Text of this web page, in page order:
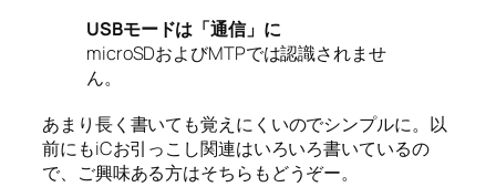
USBモードは「通信」に
microSDおよびMTPでは認識されませ
ん。
あまり長く書いても覚えにくいのでシンプルに。以
前にもiCお引っこし関連はいろいろ書いているの
で、ご興味ある方はそちらもどうぞー。